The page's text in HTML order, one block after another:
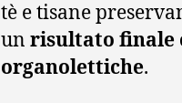
tè e tisane
un risultato finale
organolettiche.